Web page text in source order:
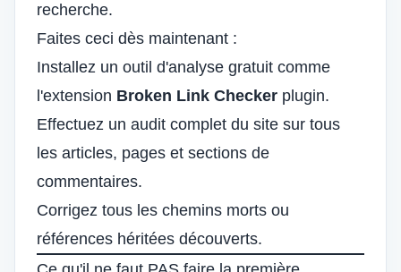
recherche.
Faites ceci dès maintenant :
Installez un outil d'analyse gratuit comme
l'extension Broken Link Checker plugin.
Effectuez un audit complet du site sur tous
les articles, pages et sections de
commentaires.
Corrigez tous les chemins morts ou
références héritées découverts.